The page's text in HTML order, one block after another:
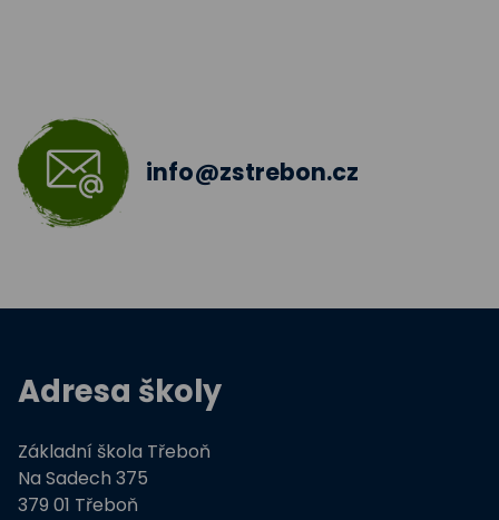
info@zstrebon.cz
Adresa školy
Základní škola Třeboň
Na Sadech 375
379 01 Třeboň